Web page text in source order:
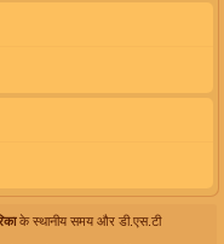
के स्थानीय समय और डी.एस.टी